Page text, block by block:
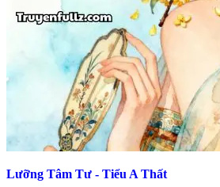
Lưỡng Tâm Tư - Tiểu A Thất